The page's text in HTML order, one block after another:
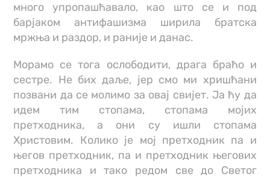
много упропашћавало, као што се и под
барјаком антифашизма ширила братска
мржња и раздор, и раније и данас.
Морамо се тога ослободити, драга браћо и
сестре. Не бих даље, јер смо ми хришћани
позвани да се молимо за овај свијет. Ја ћу да
идем тим стопама, стопама мојих
претходника, а они су ишли стопама
Христовим. Колико је мој претходник па и
његов претходник, па и претходник његових
претходника и тако редом све до Светог